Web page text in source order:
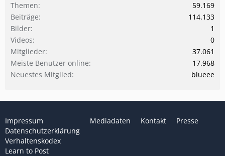
Themen
59.169
Beiträge
114.133
Bilder
1
Videos
0
Mitglieder
37.061
Meiste Benutzer online
17.968
Neuestes Mitglied
blueee
Impressum
Datenschutzerklärung
Verhaltenskodex
Learn to Post
Mediadaten Kontakt Presse